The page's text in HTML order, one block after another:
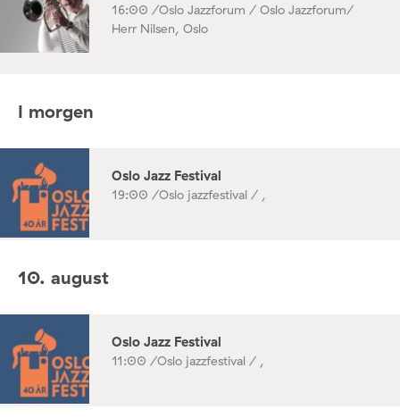
16:00 /Oslo Jazzforum / Oslo Jazzforum/
Herr Nilsen, Oslo
I morgen
Oslo Jazz Festival
19:00 /Oslo jazzfestival / ,
10. august
Oslo Jazz Festival
11:00 /Oslo jazzfestival / ,